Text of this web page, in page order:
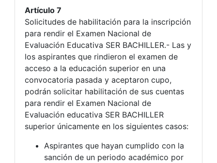
Artículo 7
Solicitudes de habilitación para la inscripción
para rendir el Examen Nacional de
Evaluación Educativa SER BACHILLER.- Las y
los aspirantes que rindieron el examen de
acceso a la educación superior en una
convocatoria pasada y aceptaron cupo,
podrán solicitar habilitación de sus cuentas
para rendir el Examen Nacional de
Evaluación educativa SER BACHILLER
superior únicamente en los siguientes casos:
Aspirantes que hayan cumplido con la
sanción de un periodo académico por